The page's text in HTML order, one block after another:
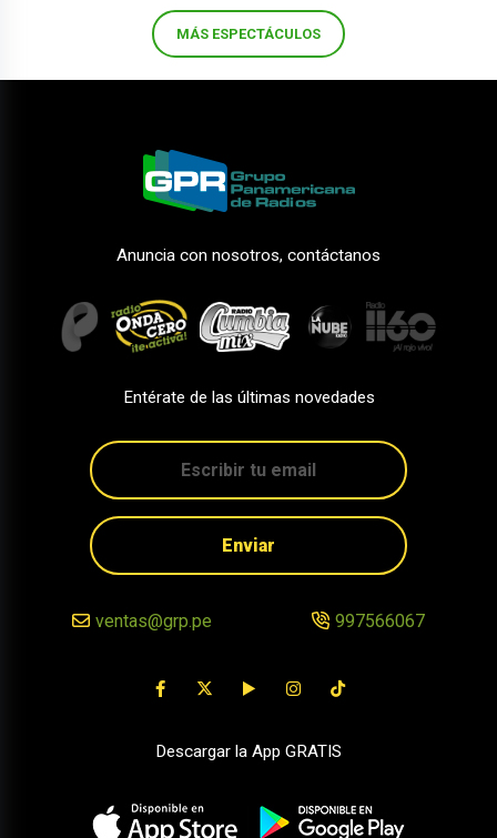
MÁS ESPECTÁCULOS
Anuncia con nosotros, contáctanos
Entérate de las últimas novedades
Enviar
ventas@grp.pe 997566067
Descargar la App GRATIS